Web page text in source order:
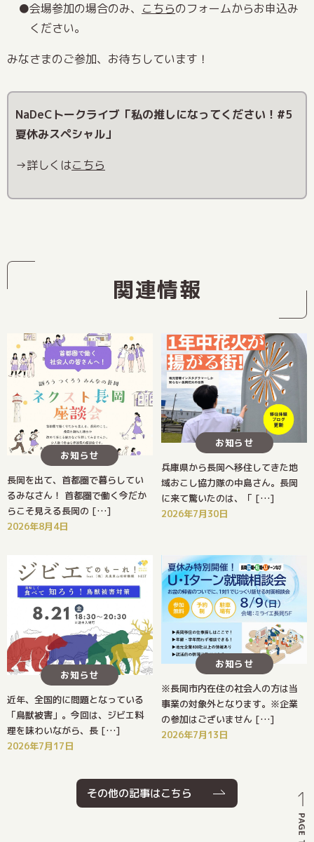
会場参加の場合のみ、 こちらのフォームからお申込み
ください。
みなさまのご参加、お待ちしています！
NaDeCトークライブ「私の推しになってください！#5
夏休みスペシャル」
→詳しくはこちら
関連情報
お知らせ
長岡を出て、首都圏で暮らしてい
るみなさん！ 首都圏で働く今だか
らこそ見える長岡の […]
2026年8月4日
お知らせ
兵庫県から長岡へ移住してきた地
域おこし協力隊の中島さん。長岡
に来て驚いたのは、「 […]
2026年7月30日
お知らせ
近年、全国的に問題となっている
「鳥獣被害」。今回は、ジビエ料
理を味わいながら、長 […]
2026年7月17日
お知らせ
※長岡市内在住の社会人の方は当
事業の対象外となります。※企業
の参加はございません […]
2026年7月13日
その他の記事はこちら